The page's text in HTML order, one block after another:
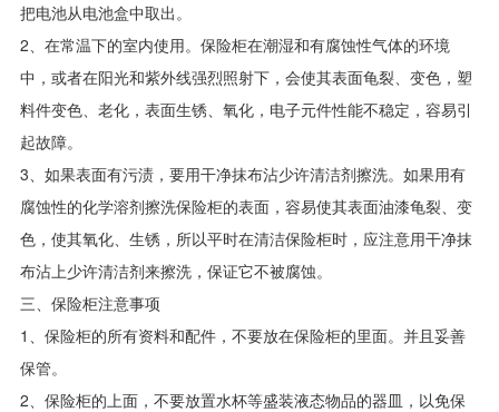
把电池从电池盒中取出。
2、在常温下的室内使用。保险柜在潮湿和有腐蚀性气体的环境
中，或者在阳光和紫外线强烈照射下，会使其表面龟裂、变色，塑
料件变色、老化，表面生锈、氧化，电子元件性能不稳定，容易引
起故障。
3、如果表面有污渍，要用干净抹布沾少许清洁剂擦洗。如果用有
腐蚀性的化学溶剂擦洗保险柜的表面，容易使其表面油漆龟裂、变
色，使其氧化、生锈，所以平时在清洁保险柜时，应注意用干净抹
布沾上少许清洁剂来擦洗，保证它不被腐蚀。
三、保险柜注意事项
1、保险柜的所有资料和配件，不要放在保险柜的里面。并且妥善
保管。
2、保险柜的上面，不要放置水杯等盛装液态物品的器皿，以免保